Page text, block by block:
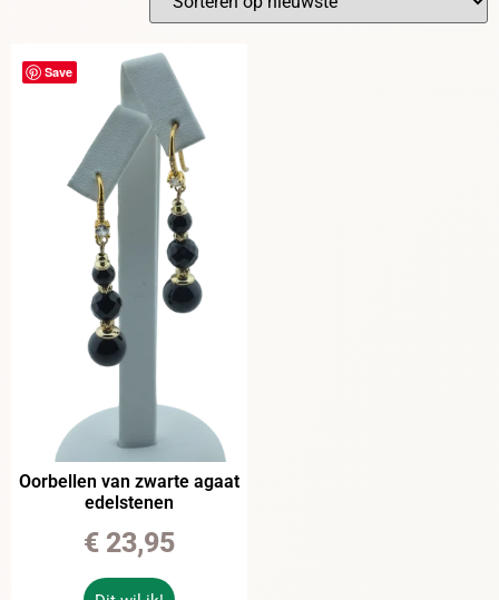
Save
Oorbellen van zwarte agaat
edelstenen
€23,95